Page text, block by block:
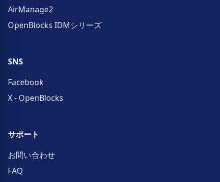
AirManage2
OpenBlocks IDMシリーズ
SNS
Facebook
X - OpenBlocks
サポート
お問い合わせ
FAQ